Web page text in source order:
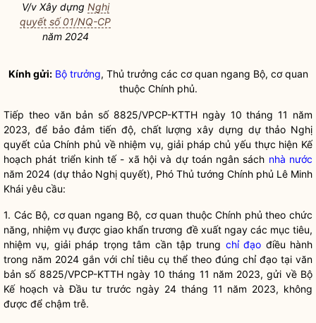
V/v Xây dựng Nghị
quyết số 01/NQ-CP
năm 2024
Kính gửi: Bộ trưởng, Thủ trưởng các cơ quan ngang Bộ, cơ quan
thuộc Chính phủ.
Tiếp theo văn bản số 8825/VPCP-KTTH ngày 10 tháng 11 năm
2023, để bảo đảm tiến độ, chất lượng xây dựng dự thảo Nghị
quyết của Chính phủ về nhiệm vụ, giải pháp chủ yếu thực hiện Kế
hoạch phát triển kinh tế - xã hội và dự toán ngân sách nhà nước
năm 2024 (dự thảo Nghị quyết), Phó Thủ tướng Chính phủ Lê Minh
Khái yêu cầu:
1. Các Bộ, cơ quan ngang Bộ, cơ quan thuộc Chính phủ theo chức
năng, nhiệm vụ được giao khẩn trương đề xuất ngay các mục tiêu,
nhiệm vụ, giải pháp trọng tâm cần tập trung chỉ đạo điều hành
trong năm 2024 gắn với chỉ tiêu cụ thể theo đúng chỉ đạo tại văn
bản số 8825/VPCP-KTTH ngày 10 tháng 11 năm 2023, gửi về Bộ
Kế hoạch và Đầu tư trước ngày 24 tháng 11 năm 2023, không
được để chậm trễ.